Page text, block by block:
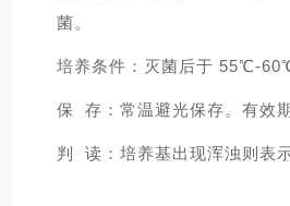
菌。
培养条件：灭菌后于 55℃-
保 存：常温避光保存。有效
判 读：培养基出现浑浊则表